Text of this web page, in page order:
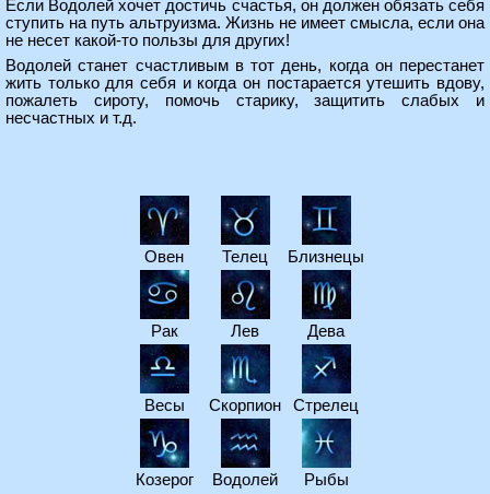
Если Водолей хочет достичь счастья, он должен обязать себя
ступить на путь альтруизма. Жизнь не имеет смысла, если она
не несет какой-то пользы для других!
Водолей станет счастливым в тот день, когда он перестанет
жить только для себя и когда он постарается утешить вдову,
пожалеть сироту, помочь старику, защитить слабых и
несчастных и т.д.
Овен Телец Близнецы
Рак Лев Дева
Весы Скорпион Стрелец
Козерог Водолей Рыбы